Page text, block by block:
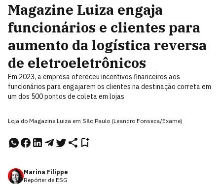
Magazine Luiza engaja
funcionários e clientes para
aumento da logística reversa
de eletroeletrônicos
Em 2023, a empresa ofereceu incentivos financeiros aos
funcionários para engajarem os clientes na destinação correta em
um dos 500 pontos de coleta em lojas
Loja do Magazine Luiza em São Paulo (Leandro Fonseca/Exame)
Marina Filippe
Repórter de ESG